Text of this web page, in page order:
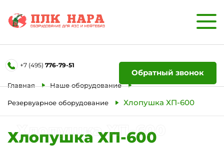
+7 (495) 776-79-51
Обратный звонок
Главная Наше оборудование
Резервуарное оборудование Хлопушка ХП-600
Хлопушка ХП-600
Хлопушка ХП-600
Форма обратной связи
Ваше имя
Телефон
Отправить